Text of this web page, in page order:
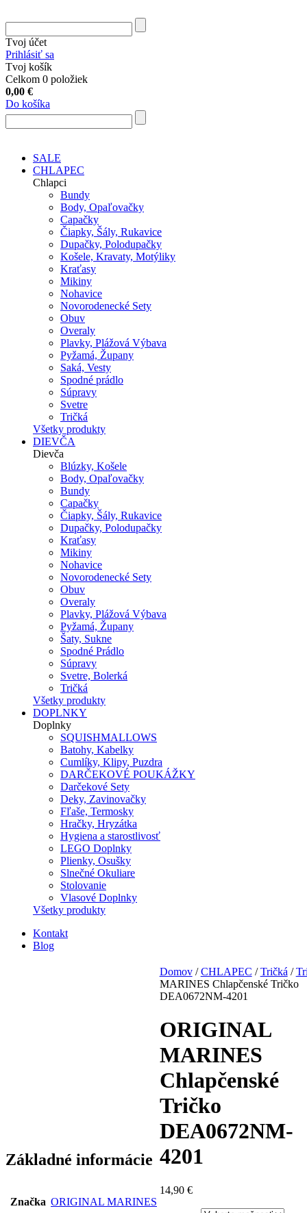
Tvoj účet
Prihlásiť sa
Tvoj košík
Celkom 0 položiek
0,00 €
Do košíka
SALE
CHLAPEC
Chlapci
Bundy
Body, Opaľovačky
Capačky
Čiapky, Šály, Rukavice
Dupačky, Polodupačky
Košele, Kravaty, Motýliky
Kraťasy
Mikiny
Nohavice
Novorodenecké Sety
Obuv
Overaly
Plavky, Plážová Výbava
Pyžamá, Župany
Saká, Vesty
Spodné prádlo
Súpravy
Svetre
Tričká
Všetky produkty
DIEVČA
Dievča
Blúzky, Košele
Body, Opaľovačky
Bundy
Capačky
Čiapky, Šály, Rukavice
Dupačky, Polodupačky
Kraťasy
Mikiny
Nohavice
Novorodenecké Sety
Obuv
Overaly
Plavky, Plážová Výbava
Pyžamá, Župany
Šaty, Sukne
Spodné Prádlo
Súpravy
Svetre, Bolerká
Tričká
Všetky produkty
DOPLNKY
Doplnky
SQUISHMALLOWS
Batohy, Kabelky
Cumlíky, Klipy, Puzdra
DARČEKOVÉ POUKÁŽKY
Darčekové Sety
Deky, Zavinovačky
Fľaše, Termosky
Hračky, Hryzátka
Hygiena a starostlivosť
LEGO Doplnky
Plienky, Osušky
Slnečné Okuliare
Stolovanie
Vlasové Doplnky
Všetky produkty
Kontakt
Blog
Domov/CHLAPEC /Tričká /
MARINES Chlapčenské Tričko
DEA0672NM-4201
ORIGINAL
MARINES
Chlapčenské
Tričko
DEA0672NM-
4201
14,90 €
Základné informácie
Značka ORIGINAL MARINES